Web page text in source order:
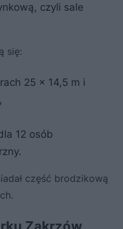
czyli sale
się:
25 x 14,5 m i
12 osób
część brodzikową
Zakrzów